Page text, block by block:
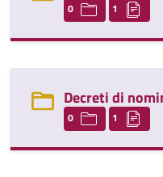
0 1
Decreti di
0 1